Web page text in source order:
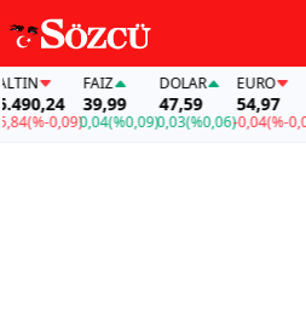
0,09)
FAİZ
39,99
0,04(%0,09)
DOLAR
47,59
0,03(%0,06)
EURO
54,97
-0,04(%-0,07)